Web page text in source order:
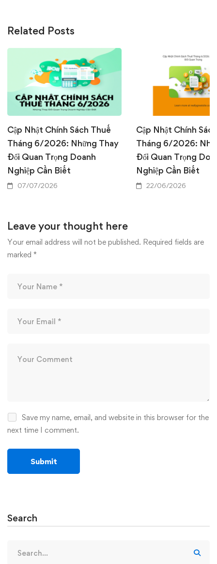
Related Posts
Cập Nhật Chính Sách Thuế
Tháng 6/2026: Những Thay
Đổi Quan Trọng Doanh
Nghiệp Cần Biết
07/07/2026
Cập Nhật Chính
Tháng 6/2026:
Đổi Quan Trọng
Nghiệp Cần Biết
22/06/2026
Leave your thought here
Your email address will not be published. Required fields are
marked *
Save my name, email, and website in this browser for the
next time I comment.
Search
for: